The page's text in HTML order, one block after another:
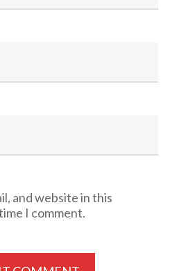
and website in this
I comment.